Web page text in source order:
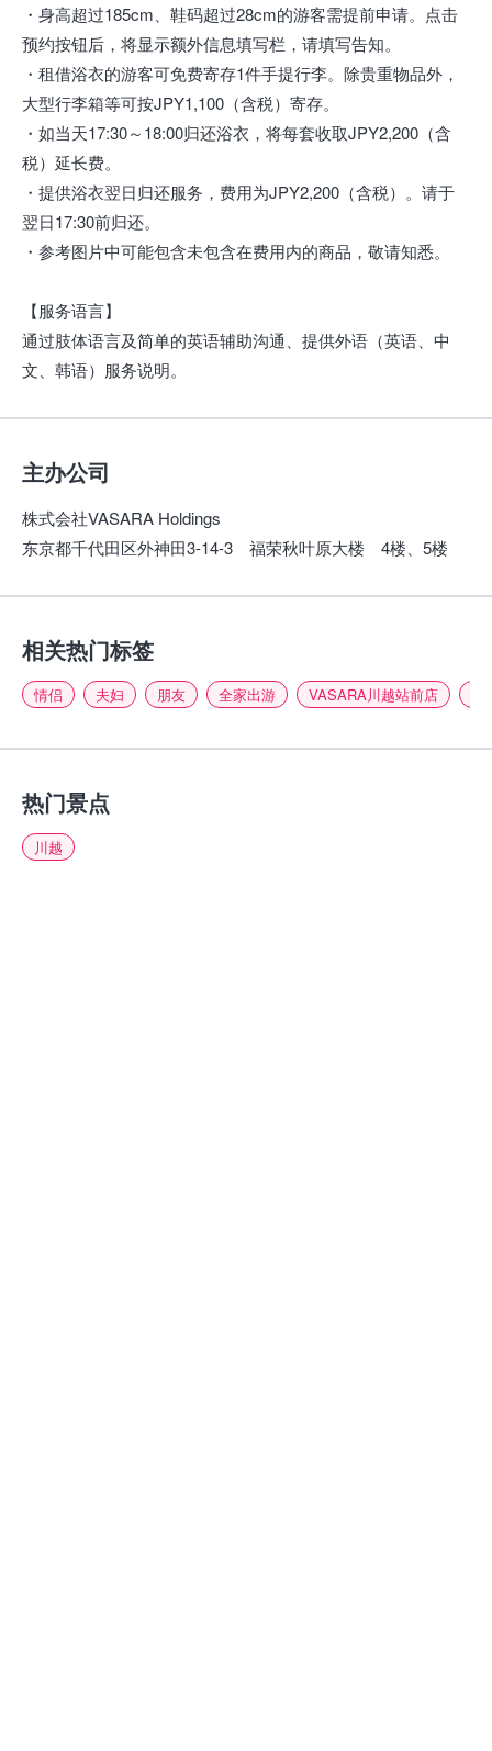
・身高超过185cm、鞋码超过28cm的游客需提前申请。点击
预约按钮后，将显示额外信息填写栏，请填写告知。
・租借浴衣的游客可免费寄存1件手提行李。除贵重物品外，
大型行李箱等可按JPY1,100（含税）寄存。
・如当天17:30～18:00归还浴衣，将每套收取JPY2,200（含
税）延长费。
・提供浴衣翌日归还服务，费用为JPY2,200（含税）。请于
翌日17:30前归还。
・参考图片中可能包含未包含在费用内的商品，敬请知悉。
【服务语言】
通过肢体语言及简单的英语辅助沟通、提供外语（英语、中
文、韩语）服务说明。
主办公司
株式会社VASARA Holdings
东京都千代田区外神田3-14-3 福荣秋叶原大楼​ 4楼、5楼
相关热门标签
情侣 夫妇 朋友 全家出游 VASARA川越站前店
热门景点
川越